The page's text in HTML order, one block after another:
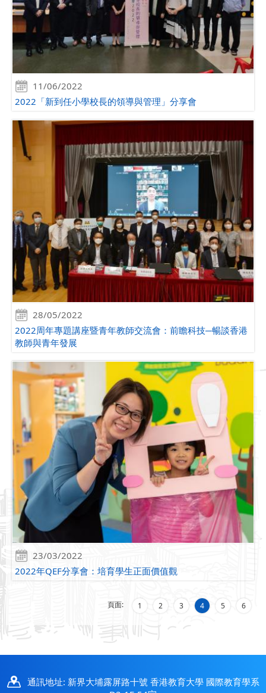
11/06/2022
2022「新到任小學校長的領導與管理」分享會
28/05/2022
2022周年專題講座暨青年教師交流會：前瞻科技─暢談香港
教師與青年發展
23/03/2022
2022年QEF分享會：培育學生正面價值觀
頁面: 1 2 3 4 5 6
通訊地址: 新界大埔露屏路十號 香港教育大學 國際教育學系